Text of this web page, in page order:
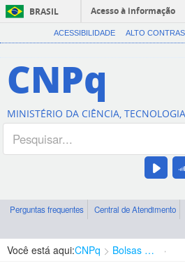
BRASIL
Acesso à informação
ACESSIBILIDADE ALTO
CNPq
MINISTÉRIO DA CIÊNCIA,
Perguntas frequentes Central de Atendimento
Você está aqui:CNPq Bolsas e Auxílios Vigentes